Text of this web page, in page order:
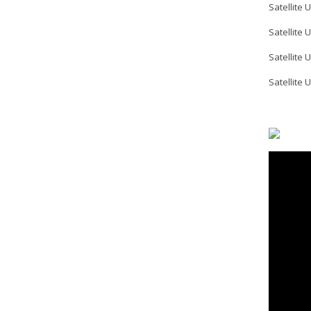
Satellite
Satellite
Satellite
Satellite